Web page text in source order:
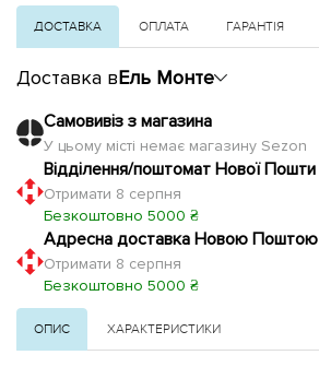
ДОСТАВКА ОПЛАТА ГАРАНТІЯ
Доставка вЕль Монте
Самовивіз з магазина
У цьому місті немає магазину Sezon
Відділення/поштомат Нової Пошти
Отримати 8 серпня
Безкоштовно 5000 ₴
Адресна доставка Новою Поштою
Отримати 8 серпня
Безкоштовно 5000 ₴
ОПИС ХАРАКТЕРИСТИКИ